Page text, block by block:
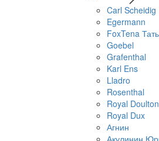
Carl Scheidig
Egermann
FoxTena
Goebel
Grafenthal
Karl Ens
Lladro
Rosenthal
Royal Doulton
Royal Dux
Агнин